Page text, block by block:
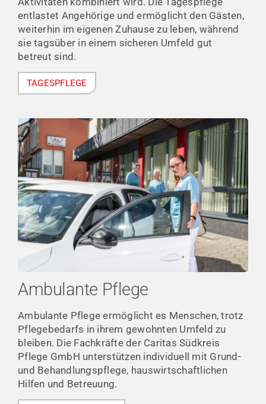
entlastet Angehörige und ermöglicht den Gästen,
weiterhin im eigenen Zuhause zu leben, während
sie tagsüber in einem sicheren Umfeld gut
betreut sind.
TAGESPFLEGE
Ambulante Pflege
Ambulante Pflege ermöglicht es Menschen, trotz
Pflegebedarfs in ihrem gewohnten Umfeld zu
bleiben. Die Fachkräfte der Caritas Südkreis
Pflege GmbH unterstützen individuell mit Grund-
und Behandlungspflege, hauswirtschaftlichen
Hilfen und Betreuung.